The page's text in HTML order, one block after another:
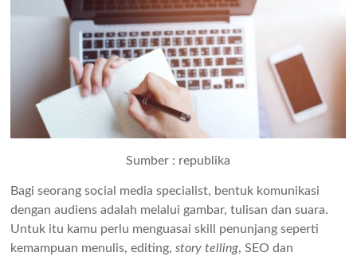
Sumber : republika
Bagi seorang social media specialist, bentuk komunikasi
dengan audiens adalah melalui gambar, tulisan dan suara.
Untuk itu kamu perlu menguasai skill penunjang seperti
kemampuan menulis, editing,story telling, SEO dan